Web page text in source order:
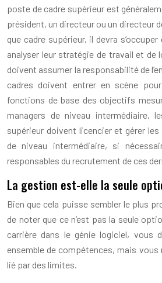
poste de cadre supérieur est
président, un directeur ou un directeur
que cadre supérieur, il devra
analyser leur stratégie de travail et de
doivent assumer la responsabilité de
cadres doivent entrer en scène
fonctions de base des objectifs
managers de niveau intermédiaire,
supérieur doivent licencier et gérer
de niveau intermédiaire, si
responsables du recrutement de ces
La gestion est-elle la seule
Bien que cela puisse sembler le plus
de noter que ce n’est pas la seule
carrière dans le génie logiciel, vous
ensemble de compétences, mais vous
lié par des limites.